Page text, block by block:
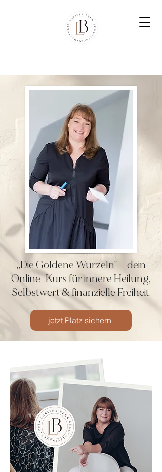
„Die Goldene Wurzeln“ – dein
Online-Kurs für innere Heilung,
Selbstwert & finanzielle Freiheit.
jetzt Platz sichern